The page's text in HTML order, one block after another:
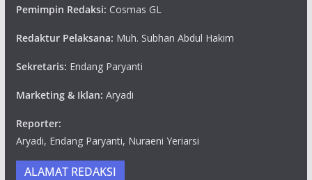
Pemimpin Redaksi: Cosmas GL
Redaktur Pelaksana: Muh. Subhan Abdul Hakim
Sekretaris: Endang Paryanti
Marketing & Iklan: Aryadi
Reporter:
Aryadi, Endang Paryanti, Nuraeni Yeriarsi
ALAMAT REDAKSI